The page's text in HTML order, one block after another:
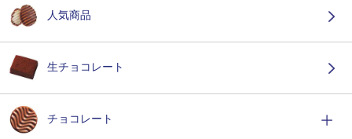
人気商品
生チョコレート
チョコレート